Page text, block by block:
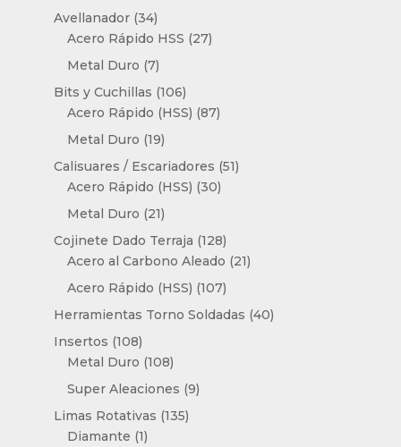
Avellanador 3434
productos
Acero Rápido HSS 2727
Metal Duro 77
productos
Bits y Cuchillas 106106
productos
Acero Rápido (HSS) 8787
Metal Duro 1919
productos
Calisuares / Escariadores 5151
Acero Rápido (HSS) 3030
Metal Duro 2121
productos
Cojinete Dado Terraja 128128
productos
Acero al Carbono Aleado 2121
Acero Rápido (HSS) 107107
productos
Herramientas Torno Soldadas 4040
Insertos 108108
productos
Metal Duro 108108
productos
Super Aleaciones 99
Limas Rotativas 135135
Diamante 11